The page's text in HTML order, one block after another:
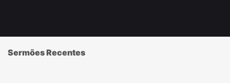
Sermões Recentes